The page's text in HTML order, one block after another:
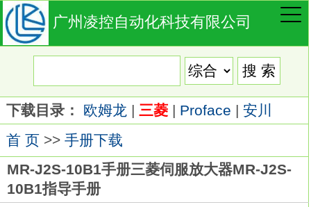
广州凌控自动化科技有限公司
下载目录： 欧姆龙 | 三菱| Proface | 安川
首 页>> 手册下载
MR-J2S-10B1手册三菱伺服放大器MR-J2S-
10B1指导手册